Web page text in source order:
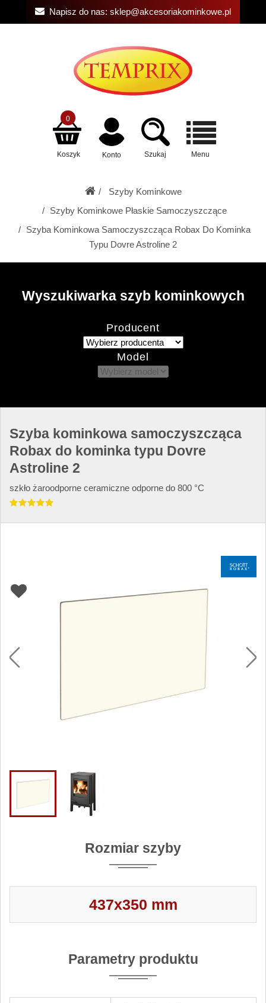
Napisz do nas: sklep@akcesoriakominkowe.pl
Koszyk
0
Konto Szukaj Menu
Szyby Kominkowe
Szyby Kominkowe Płaskie Samoczyszczące
Szyba Kominkowa Samoczyszcząca Robax Do Kominka
Typu Dovre Astroline 2
Wyszukiwarka szyb kominkowych
Producent
Model
Szyba kominkowa samoczyszcząca
Robax do kominka typu Dovre
Astroline 2
szkło żaroodporne ceramiczne odporne do 800 °C
Rozmiar szyby
437x350 mm
Parametry produktu